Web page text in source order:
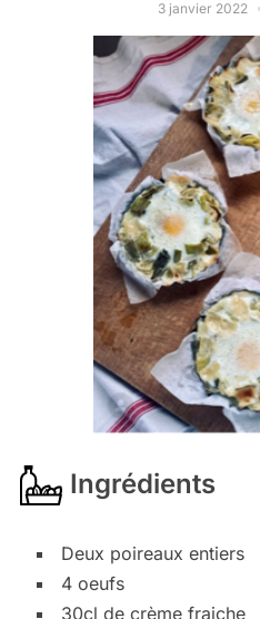
3 janvier 2022
Ingrédients
Deux poireaux entiers
4 oeufs
30cl de crème fraiche